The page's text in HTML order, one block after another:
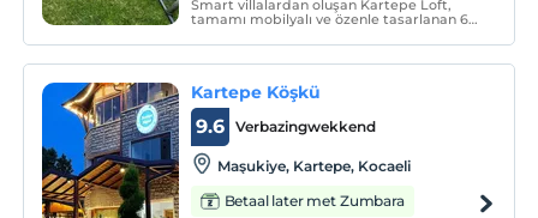
Smart villalardan oluşan Kartepe Loft,
tamamı mobilyalı ve özenle tasarlanan 6
eteklerinde kayalık bir yüzeye oturan
yaşam alanları, bölgenin doğal güzelliğiyle
Kartepe Köşkü
Verbazingwekkend
9.6
Maşukiye, Kartepe, Kocaeli
Betaal later met Zumbara